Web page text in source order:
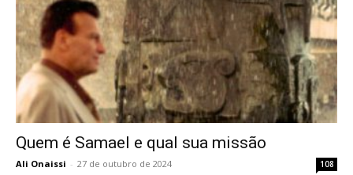
Quem é Samael e qual sua missão
Ali Onaissi - 27 de outubro de 2024 108